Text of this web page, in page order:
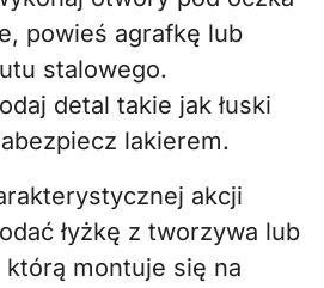
powieś agrafkę lub
stalowego.
detal takie jak łuski
lakierem.
akcji
łyżkę z tworzywa lub
montuje się na